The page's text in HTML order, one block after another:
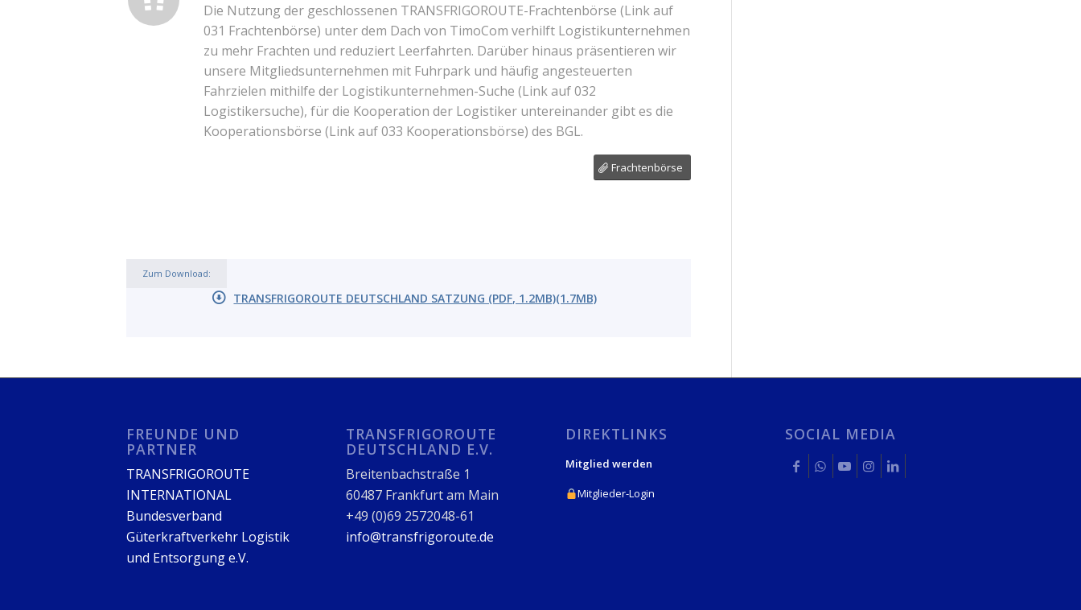
Die Nutzung der geschlossenen TRANSFRIGOROUTE-Frachtenbörse (Link auf
031 Frachtenbörse) unter dem Dach von TimoCom verhilft Logistikunternehmen
zu mehr Frachten und reduziert Leerfahrten. Darüber hinaus präsentieren wir
unsere Mitgliedsunternehmen mit Fuhrpark und häufig angesteuerten
Fahrzielen mithilfe der Logistikunternehmen-Suche (Link auf 032
Logistikersuche), für die Kooperation der Logistiker untereinander gibt es die
Kooperationsbörse (Link auf 033 Kooperationsbörse) des BGL.
Frachtenbörse
Zum Download:
TRANSFRIGOROUTE DEUTSCHLAND SATZUNG (PDF, 1.2MB)(1.7MB)
FREUNDE UND
PARTNER
TRANSFRIGOROUTE
INTERNATIONAL
Bundesverband
Güterkraftverkehr Logistik
und Entsorgung e.V.
TRANSFRIGOROUTE
DEUTSCHLAND E.V.
Breitenbachstraße 1
60487 Frankfurt am Main
+49 (0)69 2572048-61
info@transfrigoroute.de
DIREKTLINKS
Mitglied werden
Mitglieder-Login
SOCIAL MEDIA